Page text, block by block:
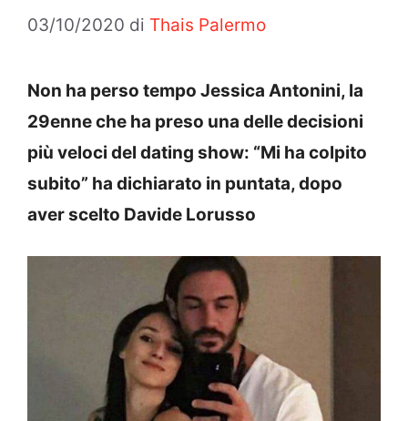
03/10/2020 di Thais Palermo
Non ha perso tempo Jessica Antonini, la
29enne che ha preso una delle decisioni
più veloci del dating show: “Mi ha colpito
subito” ha dichiarato in puntata, dopo
aver scelto Davide Lorusso